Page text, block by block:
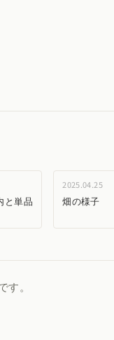
と単品
2025.04.25
畑の様子
す。